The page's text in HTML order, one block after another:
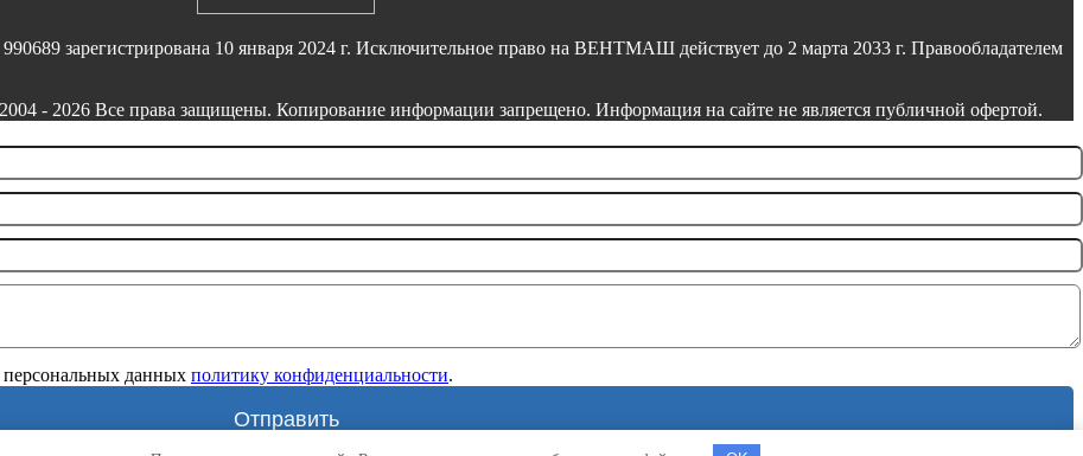
зарегистрирована 10 января 2024 г. Исключительное право на ВЕНТМАШ действует до 2 марта 2033 г. Правообладателем
- 2026 Все права защищены. Копирование информации запрещено. Информация на сайте не является публичной офертой.
данных политику конфиденциальности.
Отправить